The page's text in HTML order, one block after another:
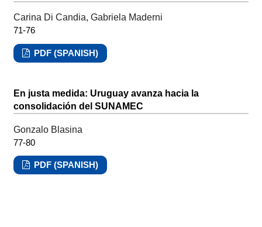
Carina Di Candia, Gabriela Maderni
71-76
PDF (SPANISH)
En justa medida: Uruguay avanza hacia la
consolidación del SUNAMEC
Gonzalo Blasina
77-80
PDF (SPANISH)